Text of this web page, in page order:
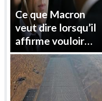
Ce que Macron
veut dire lorsqu’il
affirme vouloir
« reprendre le
contrôle » des prix
de l’électricité en
France